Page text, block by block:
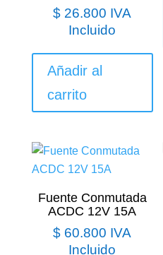
$ 26.800 IVA
Incluido
Añadir al
carrito
Fuente Conmutada
ACDC 12V 15A
$ 60.800 IVA
Incluido